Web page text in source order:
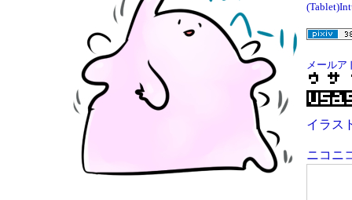
メールア
イラス
ニコニ